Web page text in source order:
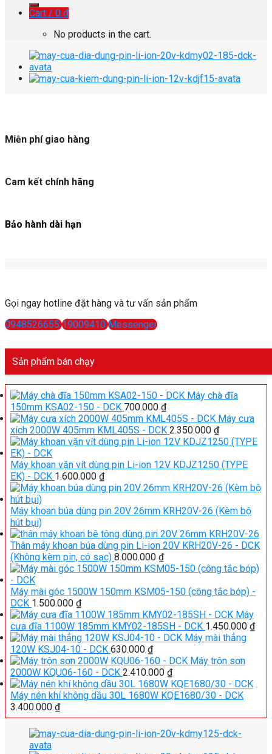
Cart / 0 ₫
No products in the cart.
Miễn phí giao hàng
Cam kết chính hãng
Bảo hành dài hạn
Gọi ngay hotline đặt hàng và tư vấn sản phẩm
0948526655 19009410 Messenger
Sản phẩm bán chạy
Máy chà đĩa
150mm KSA02-150 - DCK 700.000 ₫
Máy cưa
xích 2000W 405mm KML405S - DCK 2.350.000 ₫
Máy khoan vặn vít dùng pin Li-ion 12V KDJZ1250 (TYPE
EK) - DCK 1.600.000 ₫
Máy khoan búa dùng pin 20V 26mm KRH20V-26 (Kèm bộ
hút bụi)
Thân máy khoan búa dùng pin Li-ion 20V KRH20V-26 - DCK
(Không kèm pin, có sạc) 8.000.000 ₫
Máy mài góc 1500W 150mm KSM05-150 (công tắc bóp) -
DCK 1.500.000 ₫
Máy
cưa đĩa 1100W 185mm KMY02-185SH - DCK 1.450.000 ₫
Máy mài thẳng
120W KSJ04-10 - DCK 630.000 ₫
Máy trộn sơn
2000W KQU06-160 - DCK 2.410.000 ₫
Máy nén khí không dầu 30L 1680W KQE1680/30 - DCK
3.400.000 ₫